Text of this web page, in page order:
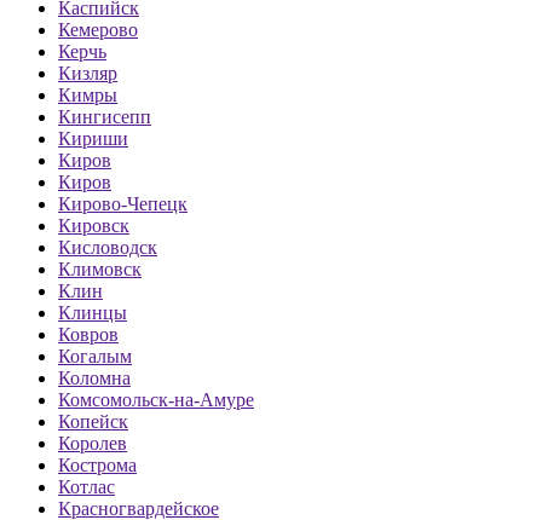
Каспийск
Кемерово
Керчь
Кизляр
Кимры
Кингисепп
Кириши
Киров
Киров
Кирово-Чепецк
Кировск
Кисловодск
Климовск
Клин
Клинцы
Ковров
Когалым
Коломна
Комсомольск-на-Амуре
Копейск
Королев
Кострома
Котлас
Красногвардейское